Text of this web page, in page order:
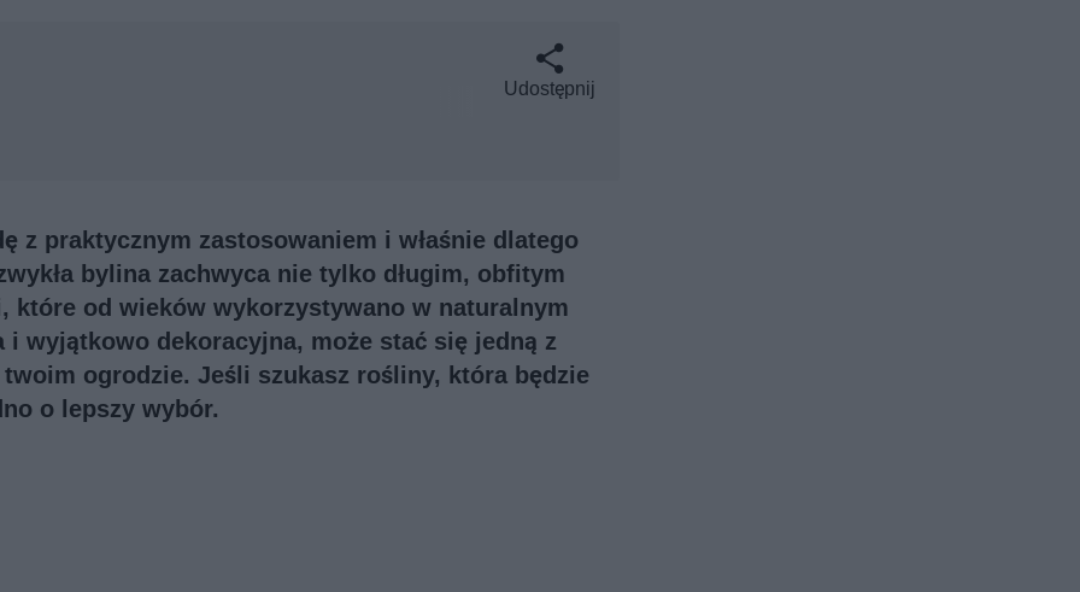
Udostępnij
z praktycznym zastosowaniem i właśnie dlatego
bylina zachwyca nie tylko długim, obfitym
które od wieków wykorzystywano w naturalnym
wyjątkowo dekoracyjna, może stać się jedną z
ogrodzie. Jeśli szukasz rośliny, która będzie
o lepszy wybór.